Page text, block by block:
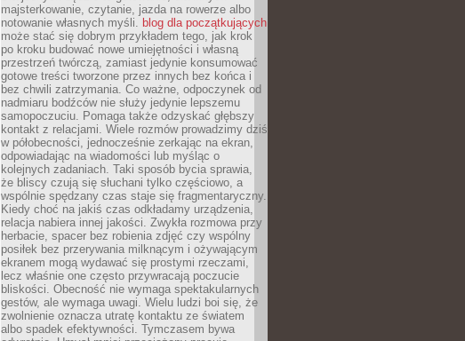
majsterkowanie, czytanie, jazda na rowerze albo
notowanie własnych myśli. blog dla początkujących
może stać się dobrym przykładem tego, jak krok
po kroku budować nowe umiejętności i własną
przestrzeń twórczą, zamiast jedynie konsumować
gotowe treści tworzone przez innych bez końca i
bez chwili zatrzymania. Co ważne, odpoczynek od
nadmiaru bodźców nie służy jedynie lepszemu
samopoczuciu. Pomaga także odzyskać głębszy
kontakt z relacjami. Wiele rozmów prowadzimy dziś
w półobecności, jednocześnie zerkając na ekran,
odpowiadając na wiadomości lub myśląc o
kolejnych zadaniach. Taki sposób bycia sprawia,
że bliscy czują się słuchani tylko częściowo, a
wspólnie spędzany czas staje się fragmentaryczny.
Kiedy choć na jakiś czas odkładamy urządzenia,
relacja nabiera innej jakości. Zwykła rozmowa przy
herbacie, spacer bez robienia zdjęć czy wspólny
posiłek bez przerywania milknącym i ożywającym
ekranem mogą wydawać się prostymi rzeczami,
lecz właśnie one często przywracają poczucie
bliskości. Obecność nie wymaga spektakularnych
gestów, ale wymaga uwagi. Wielu ludzi boi się, że
zwolnienie oznacza utratę kontaktu ze światem
albo spadek efektywności. Tymczasem bywa